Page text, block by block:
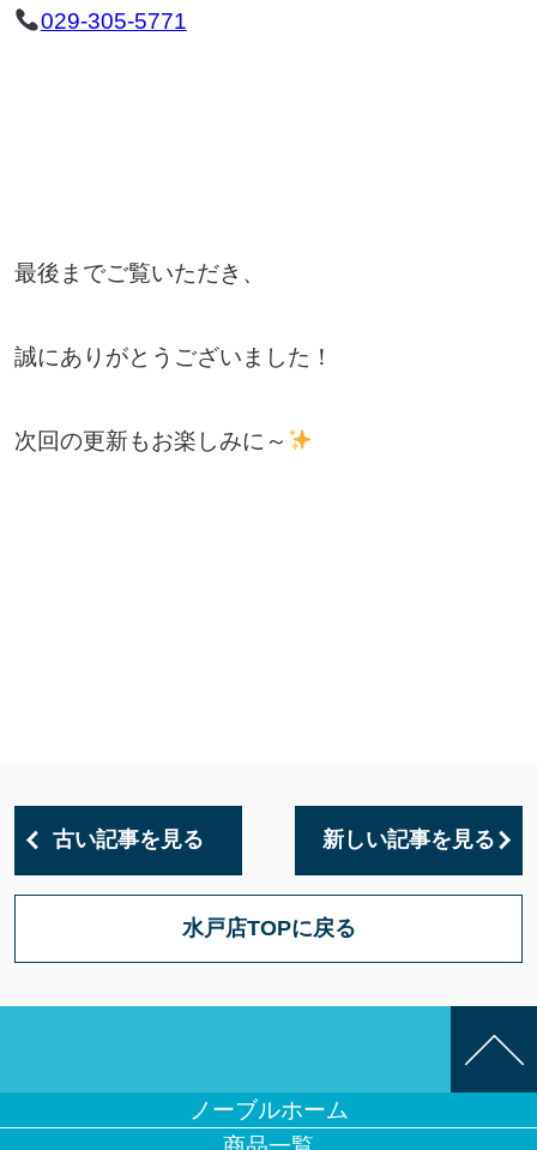
029-305-5771
最後までご覧いただき、
誠にありがとうございました！
次回の更新もお楽しみに～
古い記事を見る 新しい記事を見る
水戸店TOPに戻る
ノーブルホーム